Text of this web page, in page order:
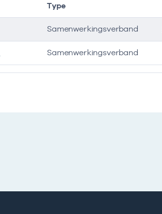
Type
Samenwerkingsverband
Samenwerkingsverband